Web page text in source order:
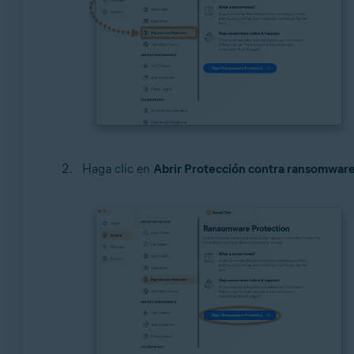
Haga clic en Abrir Protección contra